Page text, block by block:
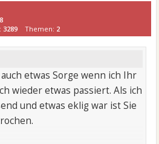
3289 Themen: 2
etwas Sorge wenn ich Ihr
wieder etwas passiert. Als ich
und etwas eklig war ist Sie